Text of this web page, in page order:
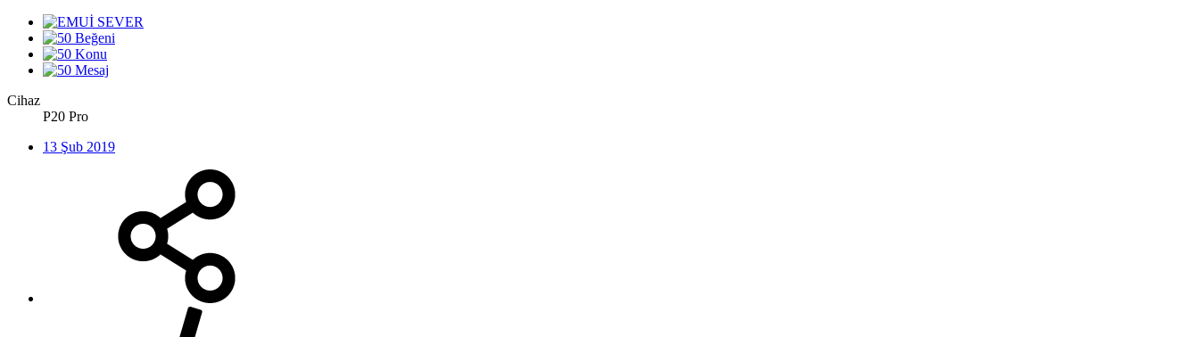
Cihaz
P20 Pro
13 Şub 2019